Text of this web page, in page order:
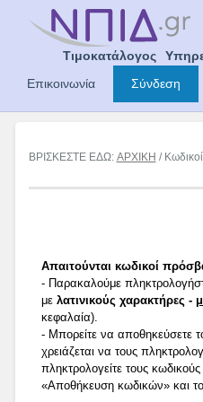
Τιμοκατάλογος
Επικοινωνία
Σύνδεση
ΒΡΙΣΚΕΣΤΕ ΕΔΩ: ΑΡΧΙΚΗ /
Απαιτούνται κωδικοί
- Παρακαλούμε
με λατινικούς χαρακτήρες -
κεφαλαία).
- Μπορείτε να αποθηκεύσετε
χρειάζεται να τους
πληκτρολογείτε τους
«Αποθήκευση κωδικών» και